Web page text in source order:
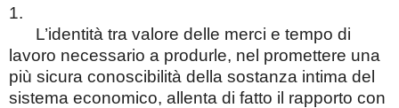
1.
L’identità tra valore delle merci e tempo di
lavoro necessario a produrle, nel promettere una
più sicura conoscibilità della sostanza intima del
sistema economico, allenta di fatto il rapporto con